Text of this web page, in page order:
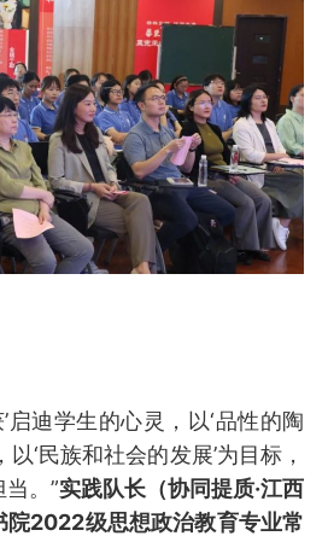
启迪学生的心灵，以‘品性的陶
‘民族和社会的发展’为目标，
。”实践队长（协同提质·江西
院2022级思想政治教育专业常